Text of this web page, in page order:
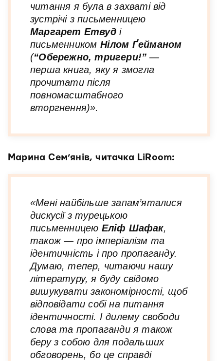
читання я була в захваті від
зустрічі з письменницею
Маргарет Етвуді
письменником Нілом Ґейманом
(“Обережно, тригери!” —
перша книга, яку я змогла
прочитати після
повномасштабного
вторгнення)».
Марина Сем’янів, читачка LiRoom:
«Мені найбільше запам’яталися
дискусії з турецькою
письменницею Еліф Шафак,
також — про імперіалізм та
ідентичність і про пропаганду.
Думаю, тепер, читаючи нашу
літературу, я буду свідомо
вишукувати закономірності, щоб
відповідати собі на питання
ідентичності. І дилему свободи
слова та пропаганди я також
беру з собою для подальших
обговорень, бо це справді